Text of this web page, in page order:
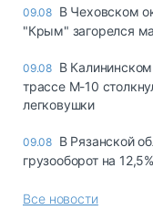
09.08 В Чеховском
"Крым" загорелся
09.08 В
трассе М-10
легковушки
09.08 В Рязанской
грузооборот на
Все новости